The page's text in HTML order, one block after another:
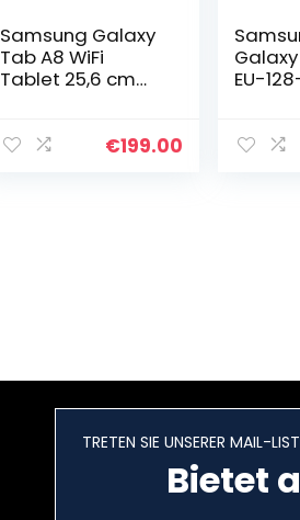
Samsung Galaxy
Tab A8 WiFi
Tablet 25,6 cm
Pink (spanische
€199.00
EU-
TRETEN SIE UNSERER MAIL-
Bietet